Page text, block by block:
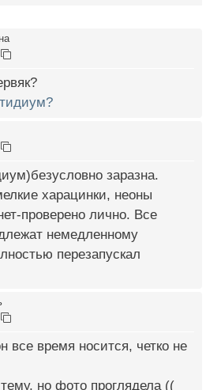
заразна.
харацинки, неоны
проверено лично. Все
немедленному
перезапускал
все время носится, четко не
но фото проглядела ((